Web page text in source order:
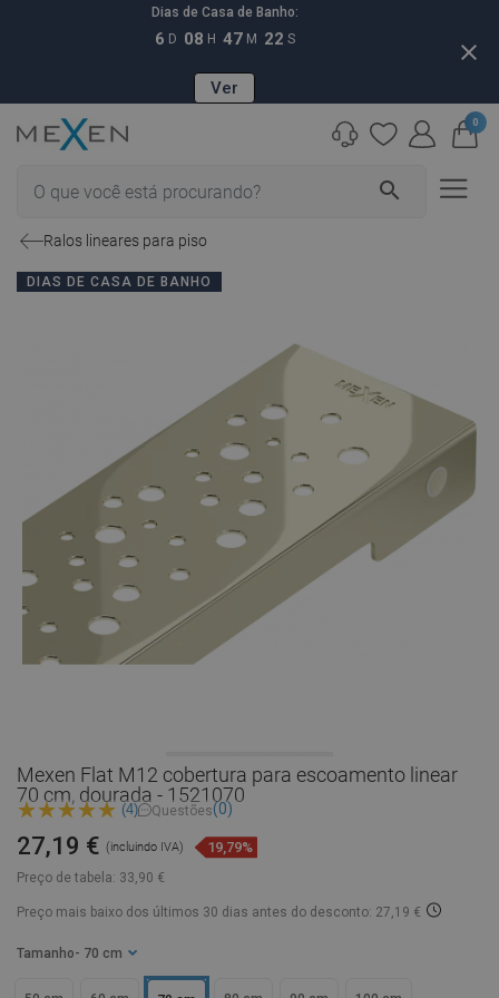
Dias de Casa de Banho:
6 D 08 H 47 M 21 S
Ver
close
search
0
Ralos lineares para piso
DIAS DE CASA DE BANHO
Mexen Flat M12 cobertura para escoamento linear
70 cm, dourada - 1521070
(4) Questões(0)
Preço de tabela: 33,90 €
27,19 € (incluindo IVA) 19,79%
Preço mais baixo dos últimos 30 dias antes do desconto: 27,19 €
Tamanho - 70 cm